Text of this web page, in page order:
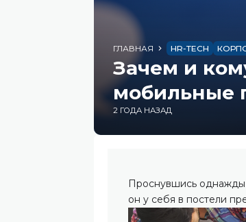
ГЛАВНАЯ HR-TECH
Зачем и
мобильные
2 ГОДА НАЗАД
Проснувшись однажды
он у себя в постели